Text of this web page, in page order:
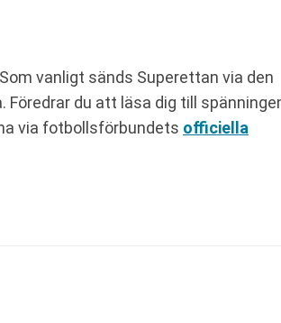
vanligt sänds Superettan via den
du att läsa dig till
via fotbollsförbundets officiella